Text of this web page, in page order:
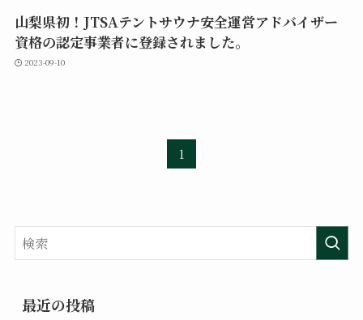
山梨県初！JTSAテントサウナ安全運営アドバイザー
資格の認定事業者に登録されました。
2023-09-10
1
最近の投稿